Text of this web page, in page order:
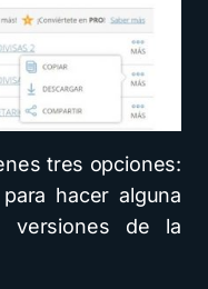
tres opciones:
hacer alguna
versiones de la